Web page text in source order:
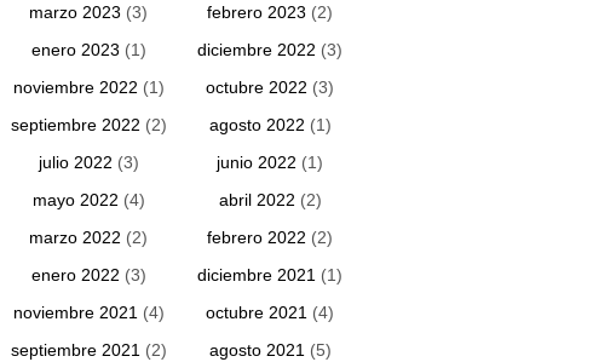
marzo 2023 (3) febrero 2023 (2)
enero 2023 (1) diciembre 2022 (3)
noviembre 2022 (1) octubre 2022 (3)
septiembre 2022 (2) agosto 2022 (1)
julio 2022 (3) junio 2022 (1)
mayo 2022 (4) abril 2022 (2)
marzo 2022 (2) febrero 2022 (2)
enero 2022 (3) diciembre 2021 (1)
noviembre 2021 (4) octubre 2021 (4)
septiembre 2021 (2) agosto 2021 (5)